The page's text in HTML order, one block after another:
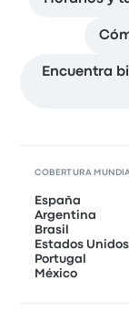
Encuentra
COBERTURA
España
Argentina
Brasil
Estados Unidos
Portugal
México